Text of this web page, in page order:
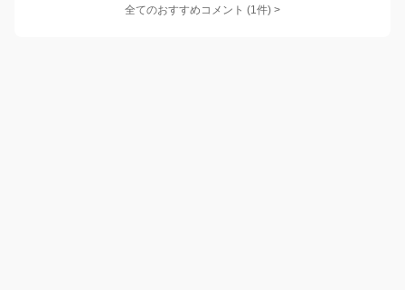
全てのおすすめコメント (1件) >